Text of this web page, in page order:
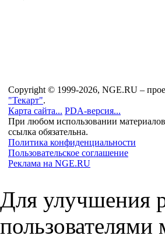
Copyright © 1999-2026, NGE.RU –
"Текарт".
Карта сайта... PDA-версия...
При любом использовании
ссылка обязательна.
Политика конфиденциальности
Пользовательское соглашение
Реклама на NGE.RU
Для улучшения